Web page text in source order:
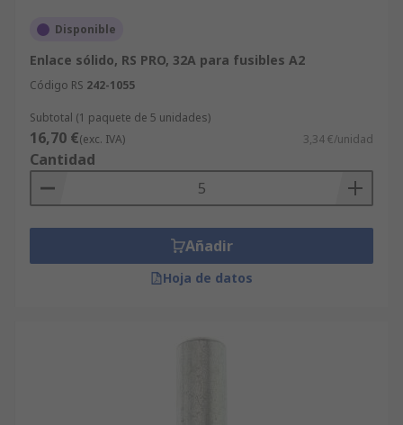
Disponible
Enlace sólido, RS PRO, 32A para fusibles A2
Código RS 242-1055
Subtotal (1 paquete de 5 unidades)
16,70 €(exc. IVA) 3,34 €/unidad
Cantidad
Añadir
Hoja de datos